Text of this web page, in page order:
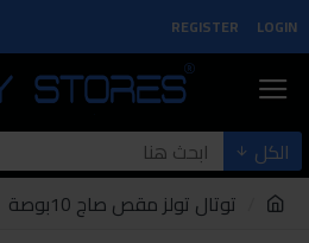
LOGIN
REGISTER
الكل
توتال تولز مقص صاج 10بوصة